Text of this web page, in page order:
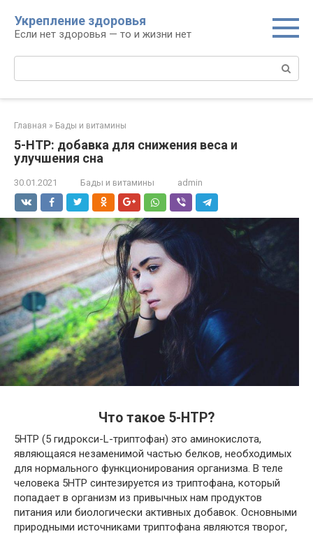
контенту
Укрепление здоровья
Если нет здоровья — то и жизни нет
Поиск:
Главная » Бады и витамины
5-HTP: добавка для снижения веса и
улучшения сна
30.01.2021 Бады и витамины admin
Что такое 5-HTP?
5HTP (5 гидрокси-L-триптофан) это аминокислота,
являющаяся незаменимой частью белков, необходимых
для нормального функционирования организма. В теле
человека 5HTP синтезируется из триптофана, который
попадает в организм из привычных нам продуктов
питания или биологически активных добавок. Основными
природными источниками триптофана являются творог,